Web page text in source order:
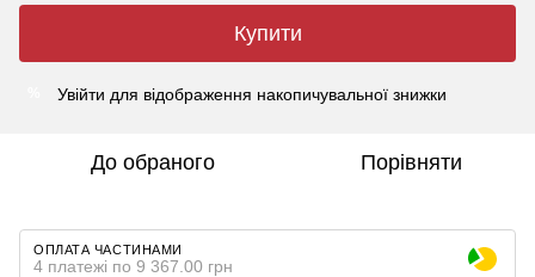
Купити
Увійти для відображення накопичувальної знижки
До обраного Порівняти
ОПЛАТА ЧАСТИНАМИ
4 платежі по 9 367.00 грн